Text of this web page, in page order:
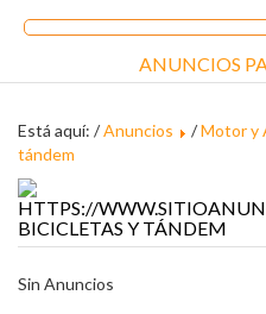
ANUNCIOS
Está aquí: /Anuncios /Motor y
tándem
BICICLETAS Y TÁNDEM
Sin Anuncios